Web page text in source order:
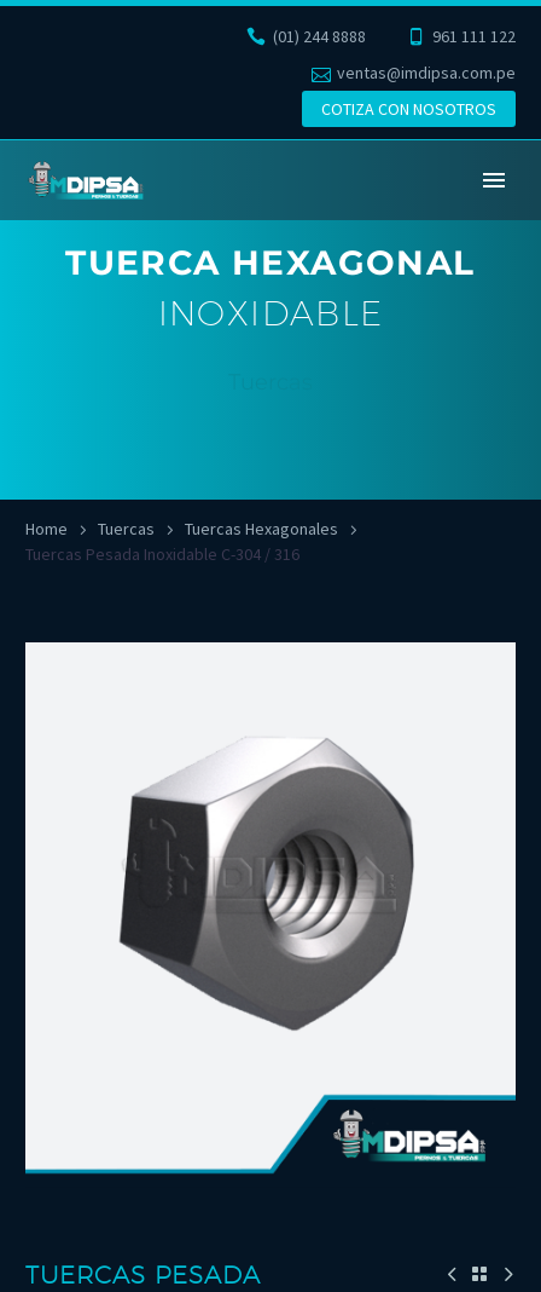
(01) 244 8888
961 111 122
ventas@imdipsa.com.pe
COTIZA CON NOSOTROS
TUERCA HEXAGONAL
INOXIDABLE
Home Tuercas
Tuercas Hexagonales
Tuercas Pesada Inoxidable C-304 / 316
TUERCAS PESADA